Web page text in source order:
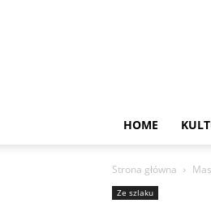
HOME
Strona główna
Ze szlaku